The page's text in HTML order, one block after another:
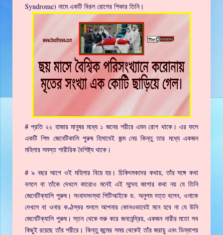
Syndrome) নামে একটি বিরল রোগের শিকার তিনি।
# প্রতি ২২ হাজার মানুষর মধ্যে ১ জনের শরীরে এমন রোগ থাকে। এর ফলে
একটি শিশু জেনেটিকালি পুরুষ হিসাবেই জন্ম নেয় কিন্তু তার মধ্যে একজন
মহিলার সমস্ত শারীরিক বৈশিষ্ট্য থাকে।
# ৯ বছর আগে ওই মহিলার বিয়ে হয়। চিকিৎসকদের কথায়, তাঁর সঙ্গে কথা
বললে বা তাঁকে দেখলে কারোও মনেই এই সন্দেহ জাগার কথা নয় যে তিনি
জেনেটিক্যালি পুরুষ। সংবাদসংস্থা পিটিআইকে ড. অনুপম দত্ত বলেন, ওনাকে
দেখলে বা ওনার কণ্ঠস্বর শুনলে আপনার কোনওভাবেই মনে হবে না যে উনি
জেনেটিক্যালি পুরুষ। স্তন থেকে শুরু করে জননেন্দ্রিয়, একজন নারীর মতো সব
কিছুই রয়েছে তাঁর শরীরে। কিন্তু জন্মের সময় থেকেই তাঁর জরায়ু এবং ডিম্বাশয়